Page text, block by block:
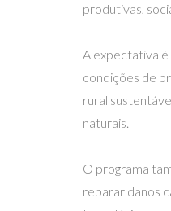
produtivas,
A expectativa é
condições de
rural
naturais.
O programa
reparar danos